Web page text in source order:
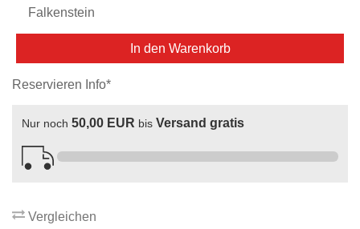
Falkenstein
In den Warenkorb
Reservieren Info*
Nur noch 50,00 EUR bis Versand gratis
Vergleichen